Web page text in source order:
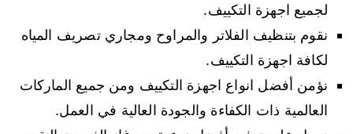
لجميع اجهزة التكييف.
نقوم بتنظيف الفلاتر والمراوح ومجاري تصريف المياه
لكافة اجهزة التكييف.
نؤمن أفضل انواع اجهزة التكييف ومن جميع الماركات
العالمية ذات الكفاءة والجودة العالية في العمل.